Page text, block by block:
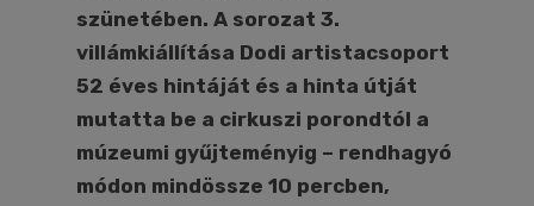
szünetében. A sorozat 3.
villámkiállítása Dodi artistacsoport
52 éves hintáját és a hinta útját
mutatta be a cirkuszi porondtól a
múzeumi gyűjteményig – rendhagyó
módon mindössze 10 percben,